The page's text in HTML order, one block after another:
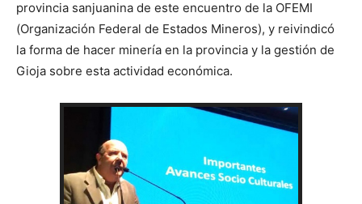
provincia sanjuanina de este encuentro de la OFEMI
(Organización Federal de Estados Mineros), y reivindicó
la forma de hacer minería en la provincia y la gestión de
Gioja sobre esta actividad económica.